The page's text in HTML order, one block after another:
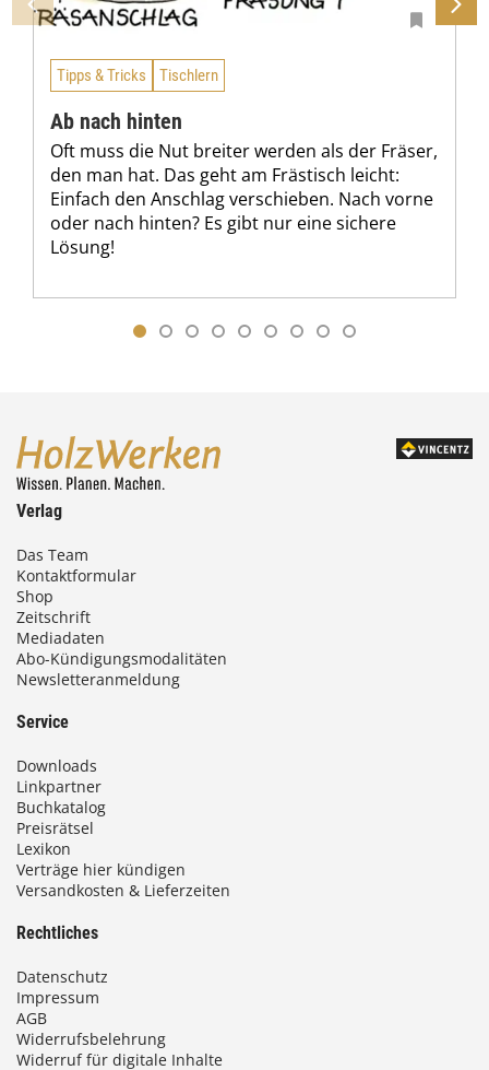
Tipps & Tricks Tischlern
Ab nach hinten
Oft muss die Nut breiter werden als der Fräser,
den man hat. Das geht am Frästisch leicht:
Einfach den Anschlag verschieben. Nach vorne
oder nach hinten? Es gibt nur eine sichere
Lösung!
Verlag
Das Team
Kontaktformular
Shop
Zeitschrift
Mediadaten
Abo-Kündigungsmodalitäten
Newsletteranmeldung
Service
Downloads
Linkpartner
Buchkatalog
Preisrätsel
Lexikon
Verträge hier kündigen
Versandkosten & Lieferzeiten
Rechtliches
Datenschutz
Impressum
AGB
Widerrufsbelehrung
Widerruf für digitale Inhalte